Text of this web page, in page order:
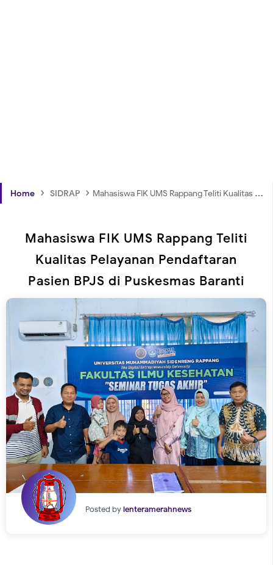
Home › SIDRAP › Mahasiswa FIK UMS Rappang Teliti Kualitas Pelayanan Pendaftaran Pasien BPJS di Puskesmas Baranti
Mahasiswa FIK UMS Rappang Teliti
Kualitas Pelayanan Pendaftaran
Pasien BPJS di Puskesmas Baranti
Posted bylenteramerahnews